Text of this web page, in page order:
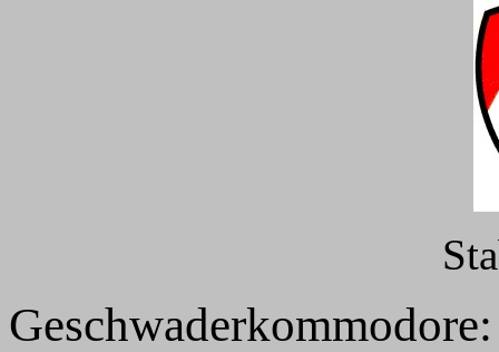
Geschwaderkommodore: